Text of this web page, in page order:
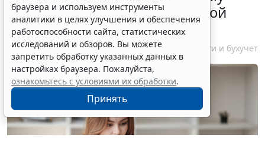
бизнесу о порядке упрощенной
ликвидации компании
7 августа 2026 18:16 Налоги и бухучет
браузера и используем инструменты
аналитики в целях улучшения и обеспечения
работоспособности сайта, статистических
исследований и обзоров. Вы можете
запретить обработку указанных данных в
настройках браузера. Пожалуйста,
ознакомьтесь с условиями их обработки.
Принять